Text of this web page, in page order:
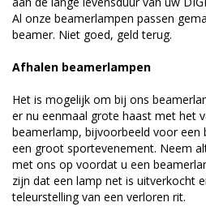
Al onze beamerlampen passen
beamer. Niet goed, geld terug.
Afhalen beamerlampen
Het is mogelijk om bij ons
er nu eenmaal grote haast met het
beamerlamp, bijvoorbeeld voor een
een groot sportevenement. Neem
met ons op voordat u een
zijn dat een lamp net is uitverkocht
teleurstelling van een verloren rit.